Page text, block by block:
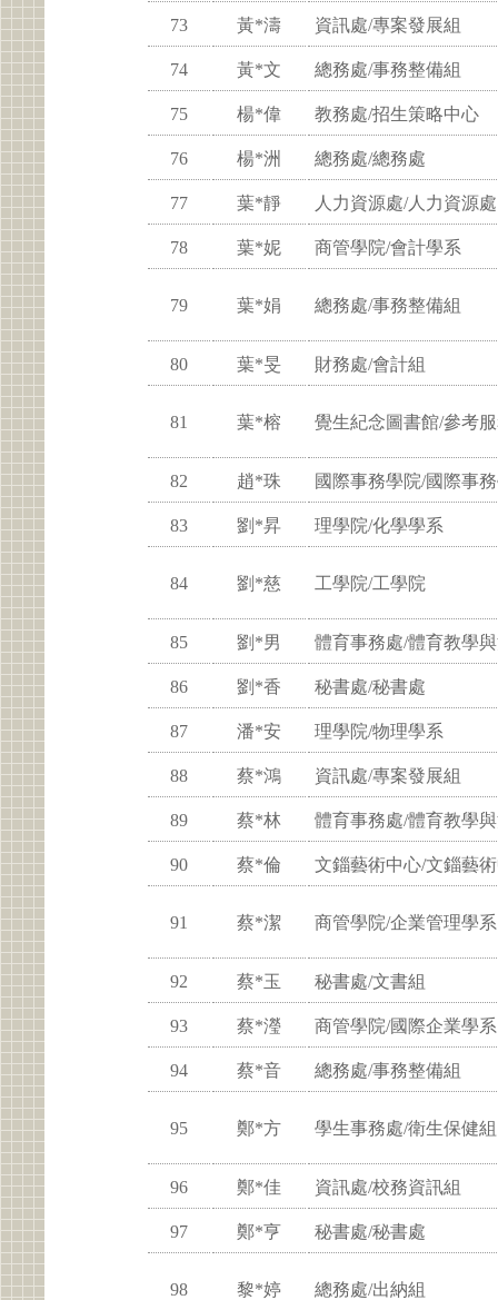
73 黃*濤 資訊處/專案發展組
74 黃*文 總務處/事務整備組
75 楊*偉 教務處/招生策略中心
76 楊*洲 總務處/總務處
77 葉*靜 人力資源處/人力資源處
78 葉*妮 商管學院/會計學系
79 葉*娟 總務處/事務整備組
80 葉*旻 財務處/會計組
81 葉*榕 覺生紀念圖書館/參考
82 趙*珠 國際事務學院/國際事
83 劉*昇 理學院/化學學系
84 劉*慈 工學院/工學院
85 劉*男 體育事務處/體育教學
86 劉*香 秘書處/秘書處
87 潘*安 理學院/物理學系
88 蔡*鴻 資訊處/專案發展組
89 蔡*林 體育事務處/體育教學
90 蔡*倫 文錙藝術中心/文錙藝
91 蔡*潔 商管學院/企業管理學系
92 蔡*玉 秘書處/文書組
93 蔡*瀅 商管學院/國際企業學系
94 蔡*音 總務處/事務整備組
95 鄭*方 學生事務處/衛生保健組
96 鄭*佳 資訊處/校務資訊組
97 鄭*亨 秘書處/秘書處
98 黎*婷 總務處/出納組